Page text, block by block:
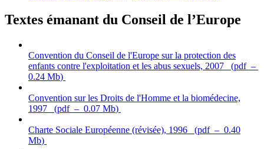
Textes émanant du Conseil de l’Europe
Convention du Conseil de l'Europe sur la protection des
enfants contre l'exploitation et les abus sexuels, 2007
(pdf–
0.24 Mb)
Convention sur les Droits de l'Homme et la biomédecine,
1997
(pdf– 0.07 Mb)
Charte Sociale Européenne (révisée), 1996 (pdf– 0.40
Mb)